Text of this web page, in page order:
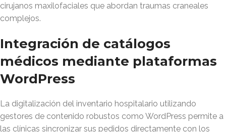
cirujanos maxilofaciales que abordan traumas craneales
complejos.
Integración de catálogos
médicos mediante plataformas
WordPress
La digitalización del inventario hospitalario utilizando
gestores de contenido robustos como WordPress permite a
las clínicas sincronizar sus pedidos directamente con los